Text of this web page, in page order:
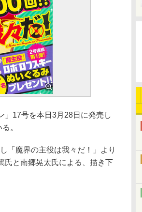
17号を本日3月28日に発売し
。
「魔界の主役は我々だ！」より
氏と南郷晃太氏による、描き下